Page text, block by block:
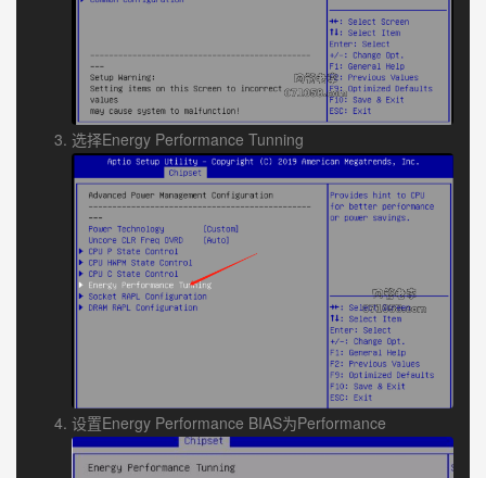
选择Energy Performance Tunning
设置Energy Performance BIAS为Performance